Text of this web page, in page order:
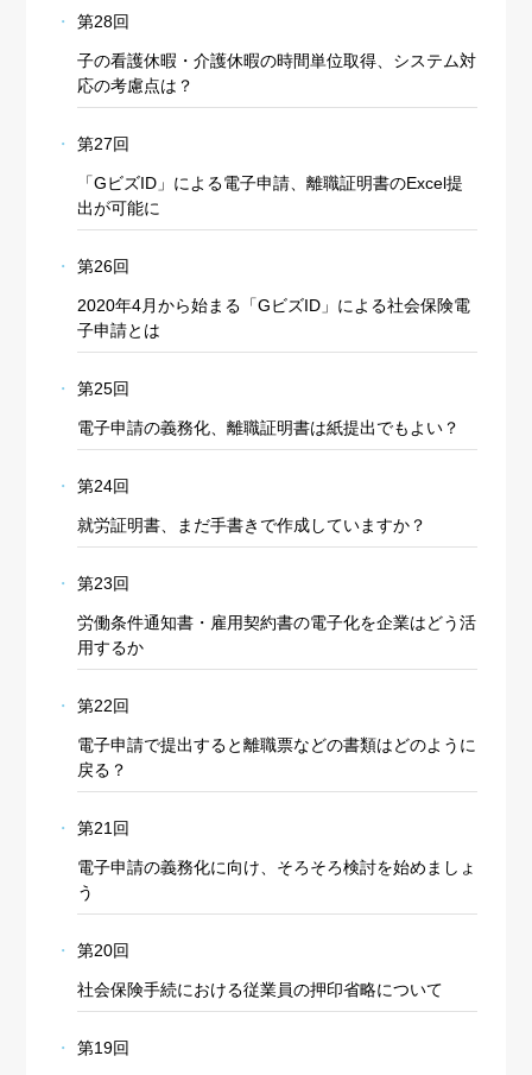
第28回
子の看護休暇・介護休暇の時間単位取得、システム対
応の考慮点は？
第27回
「GビズID」による電子申請、離職証明書のExcel提
出が可能に
第26回
2020年4月から始まる「GビズID」による社会保険電
子申請とは
第25回
電子申請の義務化、離職証明書は紙提出でもよい？
第24回
就労証明書、まだ手書きで作成していますか？
第23回
労働条件通知書・雇用契約書の電子化を企業はどう活
用するか
第22回
電子申請で提出すると離職票などの書類はどのように
戻る？
第21回
電子申請の義務化に向け、そろそろ検討を始めましょ
う
第20回
社会保険手続における従業員の押印省略について
第19回